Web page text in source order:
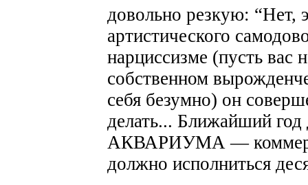
довольно резкую: “Нет,
артистического
нарциссизме (пусть
собственном
себя безумно) он
делать... Ближайший
АКВАРИУМА —
должно исполниться